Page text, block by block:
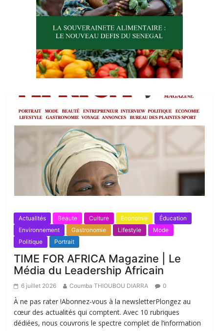
Actualités Beaute Culture Economie
Éducation
Environnement
Gastronomie Lifestyle
Mode
Politique
Portrait
TIME FOR AFRICA Magazine | Le
Média du Leadership Africain
6 juillet 2026 Coumba THIOUBOU DIARRA 0
À ne pas rater !Abonnez-vous à la newsletterPlongez au
cœur des actualités qui comptent. Avec 10 rubriques
dédiées, nous couvrons le spectre complet de l’information